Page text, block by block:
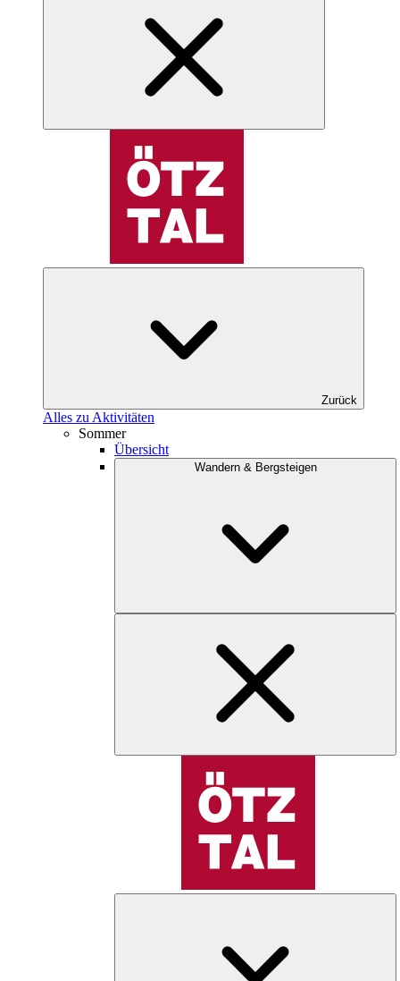
Zurück
Alles zu Aktivitäten
Sommer
Übersicht
Wandern & Bergsteigen